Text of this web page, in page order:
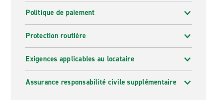
Politique de paiement
Protection routière
Exigences applicables au locataire
Assurance responsabilité civile supplémentaire